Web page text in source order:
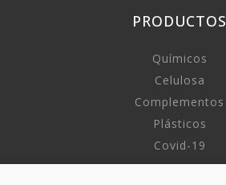
PRODUCTOS
Químicos
Celulosa
Complementos
Plásticos
Covid-19